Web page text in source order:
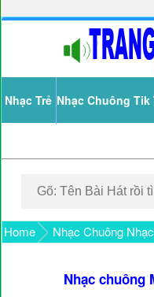
Nhạc Trẻ Nhạc Chuông Tik
Home Nhạc Chuông
Nhạc chuông